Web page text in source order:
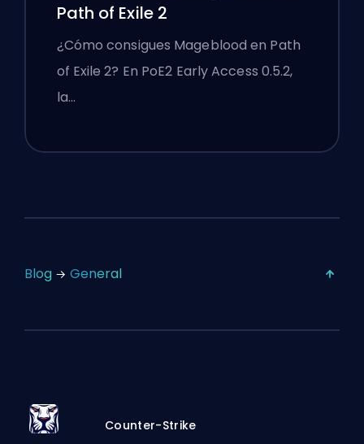
Path of Exile 2
¿Cómo consigues Mageblood en Path
of Exile 2? En PoE2 Early Access 0.5.2,
la…
Blog General
Counter-Strike